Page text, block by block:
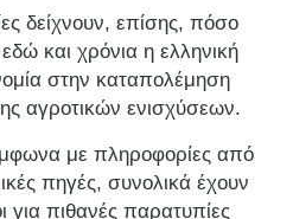
δείχνουν, επίσης, πόσο
και χρόνια η ελληνική
στην καταπολέμηση
αγροτικών ενισχύσεων.
με πληροφορίες από
πηγές, συνολικά έχουν
για πιθανές παρατυπίες